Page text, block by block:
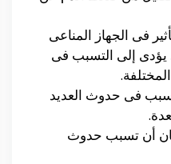
فى الجهاز المناعى
يؤدى إلى التسبب فى
فى حدوث العديد
أن تسبب حدوث